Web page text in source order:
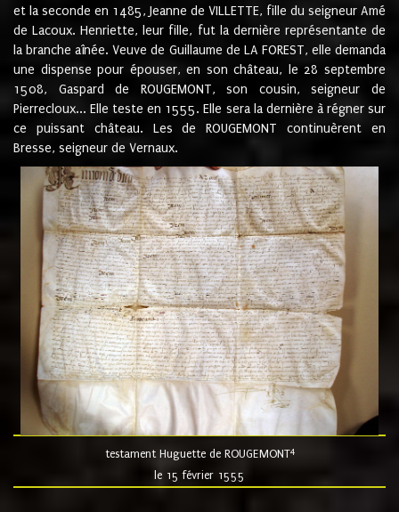
et la seconde en 1485, Jeanne de VILLETTE, fille du seigneur Amé
de Lacoux. Henriette, leur fille, fut la dernière représentante de
la branche aînée. Veuve de Guillaume de LA FOREST, elle demanda
une dispense pour épouser, en son château, le 28 septembre
1508, Gaspard de ROUGEMONT, son cousin, seigneur de
Pierrecloux... Elle teste en 1555. Elle sera la dernière à régner sur
ce puissant château. Les de ROUGEMONT continuèrent en
Bresse, seigneur de Vernaux.
testament Huguette de ROUGEMONT4
le 15 février 1555